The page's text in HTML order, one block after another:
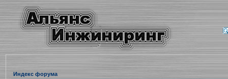
Индекс форума